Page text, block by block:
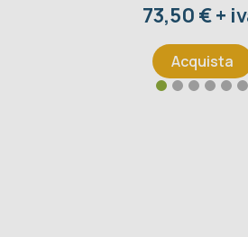
Prezzo
73,50 € +
Acquista